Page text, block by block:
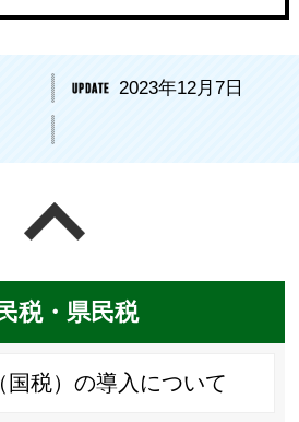
2023年12月7日
税・県民税
国税）の導入について